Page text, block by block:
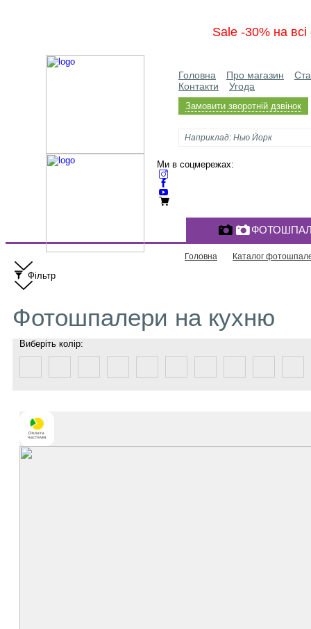
Sale -30% на
Головна Про магазин
Контакти
Угода
Замовити зворотній дзвінок
Ми в соцмережах:
Головна Каталог
Фільтр
Фотошпалери на кухню
Виберіть колір: